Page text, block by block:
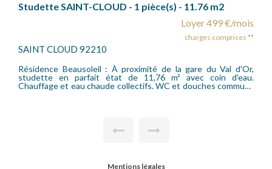
APPARTEMENT SAINT-CLOUD - 4 pièces- 106.78 m2
Loyer 2 298 €/mois
charges comprises **
SAINT CLOUD 92210
A deux pas de la gare SNCF de Saint-Cloud (accès La
Défense/Saint Lazare) et des commerces, appartement de
quatre pièces situé au 1er étage d'une résidence de standing.
bains avec wc et d"un wc séparé. Le chauffage est collectif !
Mentions légales